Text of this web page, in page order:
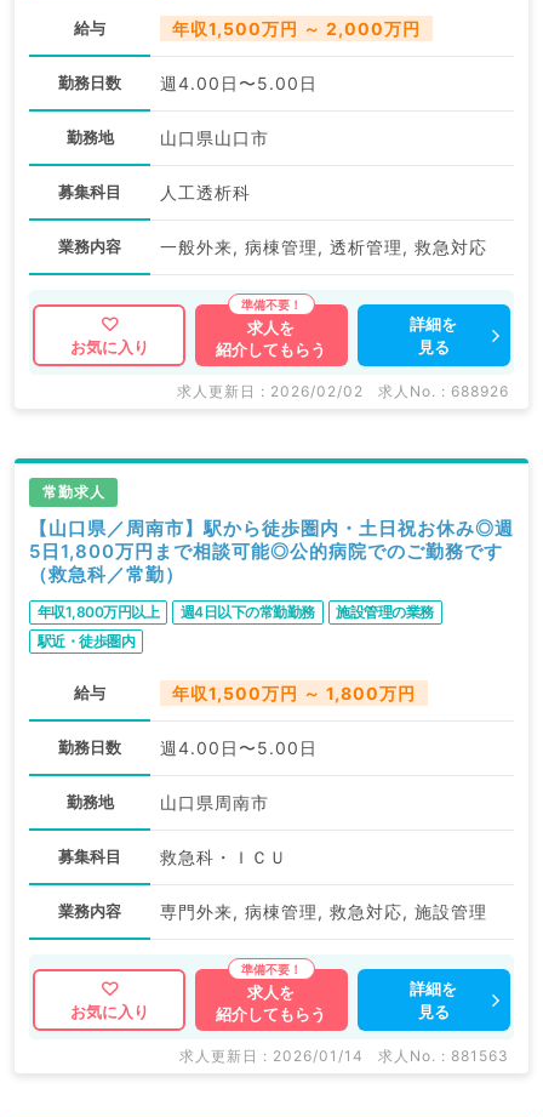
給与 年収1,500万円 ～ 2,000万円
勤務日数 週4.00日〜5.00日
勤務地 山口県山口市
募集科目 人工透析科
業務内容 一般外来, 病棟管理, 透析管理, 救急対応
お気に入り
求人を
紹介してもらう
詳細を
見る
求人更新日 : 2026/02/02 求人No. : 688926
常勤求人
【山口県／周南市】駅から徒歩圏内・土日祝お休み◎週
5日1,800万円まで相談可能◎公的病院でのご勤務です
（救急科／常勤）
年収1,800万円以上 週4日以下の常勤勤務
施設管理の業務
駅近・徒歩圏内
給与 年収1,500万円 ～ 1,800万円
勤務日数 週4.00日〜5.00日
勤務地 山口県周南市
募集科目 救急科・ＩＣＵ
業務内容 専門外来, 病棟管理, 救急対応, 施設管理
お気に入り
求人を
紹介してもらう
詳細を
見る
求人更新日 : 2026/01/14 求人No. : 881563